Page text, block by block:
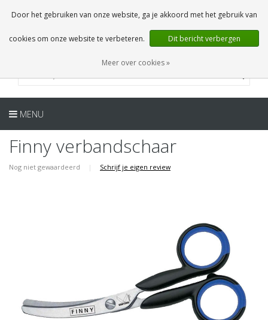
0 Artikelen
NL
MENU
Finny verbandschaar
Nog niet gewaardeerd | Schrijf je eigen review
Door het gebruiken van onze website, ga je akkoord met het gebruik van
cookies om onze website te verbeteren. Dit bericht verbergen
Meer over cookies »